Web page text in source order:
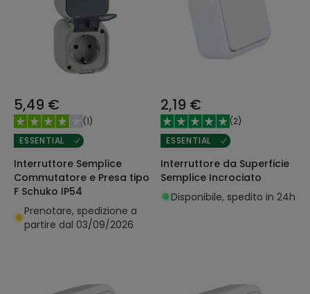
5,49 €
(1)
ESSENTIAL
Interruttore Semplice
Commutatore e Presa tipo
F Schuko IP54
Prenotare, spedizione a
partire dal 03/09/2026
2,19 €
(2)
ESSENTIAL
Interruttore da Superficie
Semplice Incrociato
Disponibile, spedito in 24h